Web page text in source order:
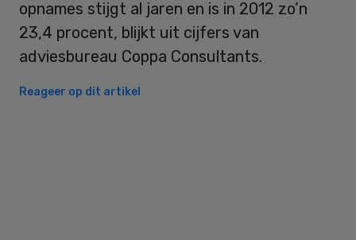
opnames stijgt al jaren en is in 2012 zo’n
23,4 procent, blijkt uit cijfers van
adviesbureau Coppa Consultants.
Reageer op dit artikel